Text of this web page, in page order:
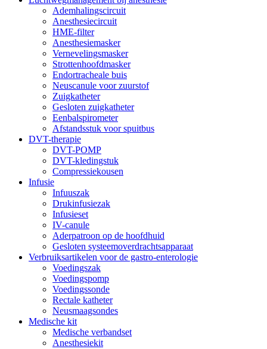
Ademhalingscircuit
Anesthesiecircuit
HME-filter
Anesthesiemasker
Vernevelingsmasker
Strottenhoofdmasker
Endortracheale buis
Neuscanule voor zuurstof
Zuigkatheter
Gesloten zuigkatheter
Eenbalspirometer
Afstandsstuk voor spuitbus
DVT-therapie
DVT-POMP
DVT-kledingstuk
Compressiekousen
Infusie
Infuuszak
Drukinfusiezak
Infusieset
IV-canule
Aderpatroon op de hoofdhuid
Gesloten systeemoverdrachtsapparaat
Verbruiksartikelen voor de gastro-enterologie
Voedingszak
Voedingspomp
Voedingssonde
Rectale katheter
Neusmaagsondes
Medische kit
Medische verbandset
Anesthesiekit